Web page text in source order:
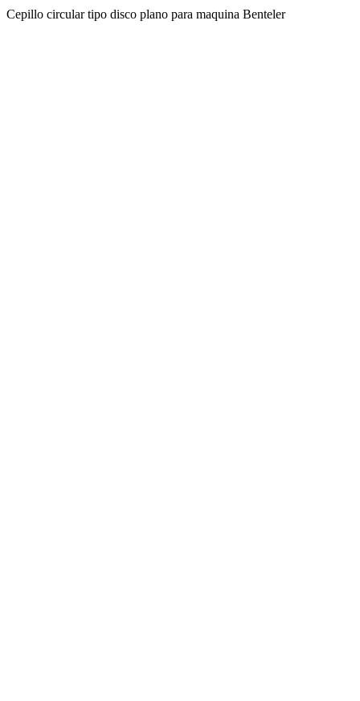
Cepillo circular tipo disco plano para maquina Benteler